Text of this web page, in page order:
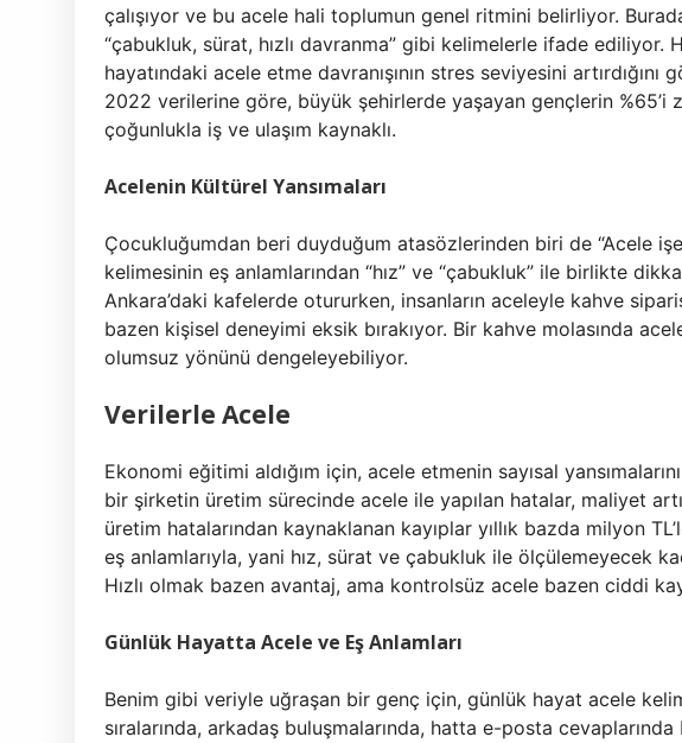
çalışıyor ve bu acele hali toplumun genel ritmini belirliyor.
“çabukluk, sürat, hızlı davranma” gibi kelimelerle ifade ediliyor.
hayatındaki acele etme davranışının stres seviyesini
2022 verilerine göre, büyük şehirlerde yaşayan gençlerin %65’i
çoğunlukla iş ve ulaşım kaynaklı.
Acelenin Kültürel Yansımaları
Çocukluğumdan beri duyduğum atasözlerinden biri de “Acele
kelimesinin eş anlamlarından “hız” ve “çabukluk” ile birlikte
Ankara’daki kafelerde otururken, insanların aceleyle kahve
bazen kişisel deneyimi eksik bırakıyor. Bir kahve molasında
olumsuz yönünü dengeleyebiliyor.
Verilerle Acele
Ekonomi eğitimi aldığım için, acele etmenin sayısal
bir şirketin üretim sürecinde acele ile yapılan hatalar, maliyet
üretim hatalarından kaynaklanan kayıplar yıllık bazda milyon
eş anlamlarıyla, yani hız, sürat ve çabukluk ile ölçülemeyecek
Hızlı olmak bazen avantaj, ama kontrolsüz acele bazen ciddi
Günlük Hayatta Acele ve Eş Anlamları
Benim gibi veriyle uğraşan bir genç için, günlük hayat acele
sıralarında, arkadaş buluşmalarında, hatta e-posta